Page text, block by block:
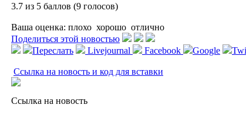
3.7 из 5 баллов (9 голосов)
Ваша оценка: плохо хорошо отлично
Поделиться этой новостью
Переслать
Livejournal Facebook Google
Ссылка на новость и код для вставки
Ссылка на новость